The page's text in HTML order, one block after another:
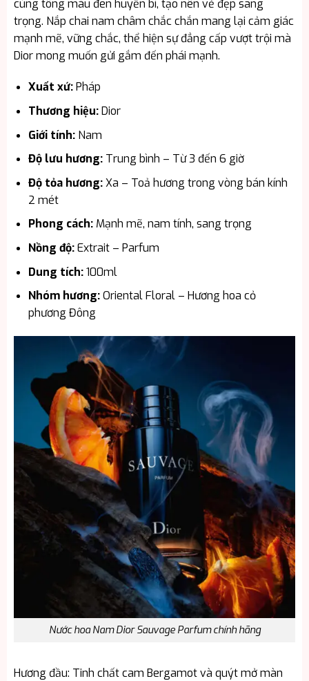
cùng tông màu đen huyền bí, tạo nên vẻ đẹp sang
trọng. Nắp chai nam châm chắc chắn mang lại cảm giác
mạnh mẽ, vững chắc, thể hiện sự đẳng cấp vượt trội mà
Dior mong muốn gửi gắm đến phái mạnh.
Xuất xứ:Pháp
Thương hiệu:Dior
Giới tính:Nam
Độ lưu hương:Trung bình – Từ 3 đến 6 giờ
Độ tỏa hương:Xa – Toả hương trong vòng bán kính
2 mét
Phong cách:Mạnh mẽ, nam tính, sang trọng
Nồng độ:Extrait – Parfum
Dung tích:100ml
Nhóm hương:Oriental Floral – Hương hoa cỏ
phương Đông
Nước hoa Nam Dior Sauvage Parfum chính hãng
Hương đầu: Tinh chất cam Bergamot và quýt mở màn